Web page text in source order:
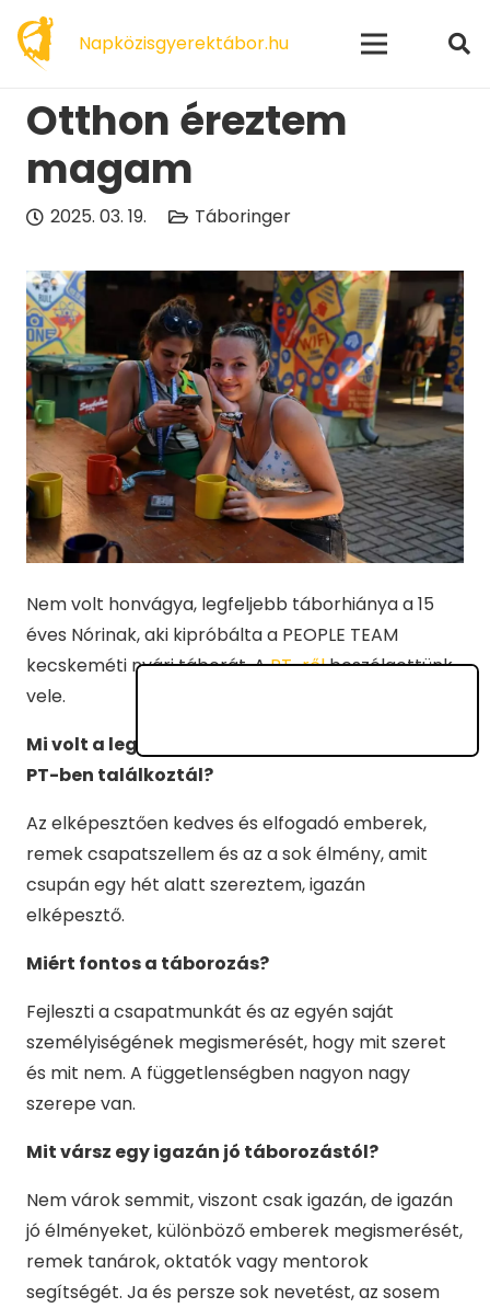
Napközisgyerektábor.hu
Otthon éreztem
magam
2025. 03. 19. Táboringer
Nem volt honvágya, legfeljebb táborhiánya a 15
éves Nórinak, aki kipróbálta a PEOPLE TEAM
kecskeméti nyári táborát. APT-rőlbeszélgettünk
vele.
Mi volt a legmeghökkentőbb dolog, amivel a
PT-ben találkoztál?
Az elképesztően kedves és elfogadó emberek,
remek csapatszellem és az a sok élmény, amit
csupán egy hét alatt szereztem, igazán
elképesztő.
Miért fontos a táborozás?
Fejleszti a csapatmunkát és az egyén saját
személyiségének megismerését, hogy mit szeret
és mit nem. A függetlenségben nagyon nagy
szerepe van.
Mit vársz egy igazán jó táborozástól?
Nem várok semmit, viszont csak igazán, de igazán
jó élményeket, különböző emberek megismerését,
remek tanárok, oktatók vagy mentorok
segítségét. Ja és persze sok nevetést, az sosem